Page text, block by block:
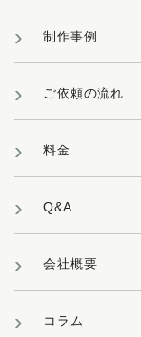
制作事例
ご依頼の流れ
料金
Q&A
会社概要
コラム